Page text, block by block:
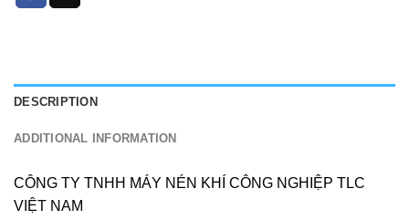
DESCRIPTION
ADDITIONAL INFORMATION
CÔNG TY TNHH MÁY NÉN KHÍ CÔNG NGHIỆP TLC
VIỆT NAM